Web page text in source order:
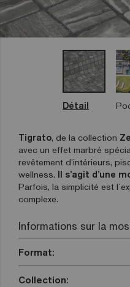
Détail
Tigrato, de la collection
avec un effet marbré
revêtement d’intérieurs,
wellness. Il s’agit d’une
Parfois, la simplicité est
complexe.
Informations sur la
Format:
Collection: